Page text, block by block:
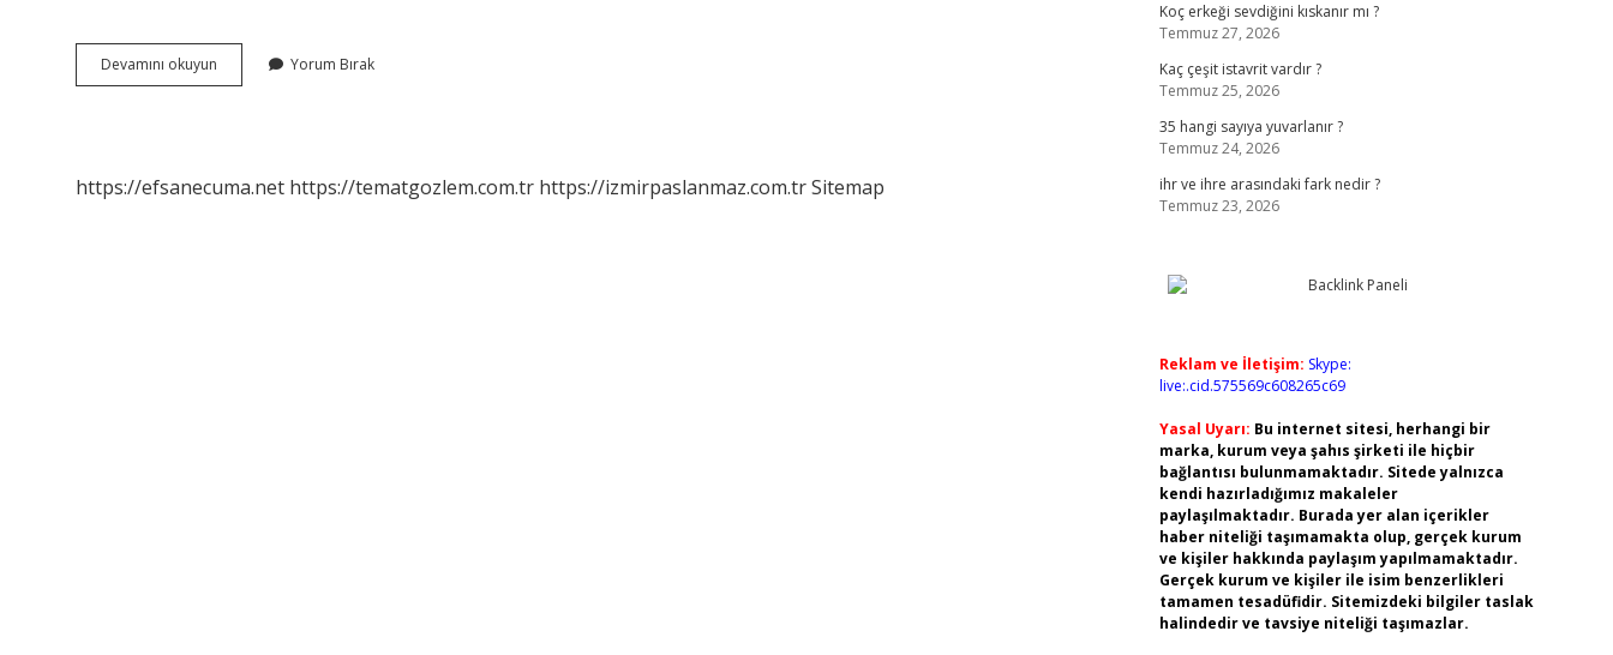
Devamını okuyun
Dil
Yorum Bırak
https://efsanecuma.net https://tematgozlem.com.tr https://izmirpaslanmaz.com.trSitemap
Koç erkeği sevdiğini kıskanır mı ?
Temmuz 27, 2026
Kaç çeşit istavrit vardır ?
Temmuz 25, 2026
35 hangi sayıya yuvarlanır ?
Temmuz 24, 2026
ihr ve ihre arasındaki fark nedir ?
Temmuz 23, 2026
Reklam ve İletişim: Skype:
live:.cid.575569c608265c69
Yasal Uyarı: Bu internet sitesi, herhangi bir
marka, kurum veya şahıs şirketi ile hiçbir
bağlantısı bulunmamaktadır. Sitede yalnızca
kendi hazırladığımız makaleler
paylaşılmaktadır. Burada yer alan içerikler
haber niteliği taşımamakta olup, gerçek kurum
ve kişiler hakkında paylaşım yapılmamaktadır.
Gerçek kurum ve kişiler ile isim benzerlikleri
tamamen tesadüfidir. Sitemizdeki bilgiler taslak
halindedir ve tavsiye niteliği taşımazlar.